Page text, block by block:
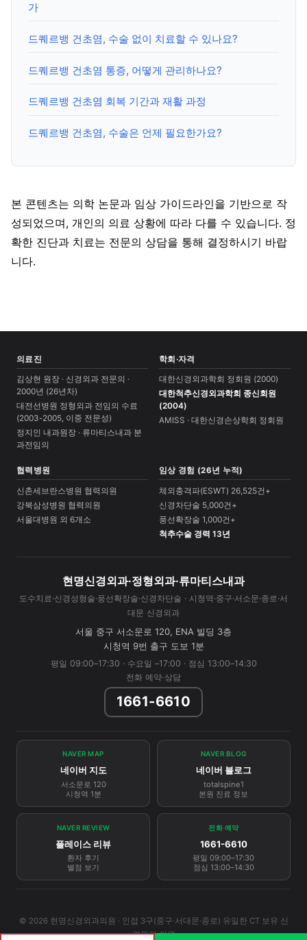
가
드퀘르뱅 건초염, 수술 없이 치료할 수 있나요?
드퀘르뱅 건초염 통증, 어떻게 관리하나요?
드퀘르뱅 건초염 회복 기간과 재활 과정
드퀘르뱅 건초염, 수술은 언제 필요한가요?
본 콘텐츠는 의학 논문과 임상 가이드라인을 기반으로 작
성되었으며, 개인의 의료 상황에 따라 다를 수 있습니다. 정
확한 진단과 치료는 전문의 상담을 통해 결정하시기 바랍
니다.
의료진
김상현 원장 · 신경외과 전문의 ·
2000년 (26년차)
대전선병원 정형외과 전임의 수료
(2003-2005, 이중 전문성)
정지인 내과원장 · 류마티스내과 분
과전임의
학회·자격
대한신경외과학회 정회원 (2000)
대한척추신경외과학회 종신회원
(2004)
AMISS · 대한신경손상학회 정회원
협력병원
신촌세브란스병원 협력의원
강북삼성병원 협력의원
서울대병원 외 6개소
임상 경험 (26년 누적)
체외충격파(ESWT) 26,525건+
신경차단술 5,000건+
풍선확장술 1,000건+
척추수술 경력 13년
현명신경외과·정형외과·류마티스내과
도수치료·신경성형술·풍선확장술·신경차단술 · 시청역·중구·서소문·종로·서
대문 신경외과
서울 중구 서소문로 120, ENA 빌딩 3층
시청역 9번 출구 도보 1분
평일 09:00–17:30 · 수요일 –17:00 · 점심 13:00–14:30
전화 예약·상담
1661-6610
NAVER MAP
네이버 지도
서소문로 120
시청역 1분
NAVER BLOG
네이버 블로그
totalspine1
본원 진료 정보
NAVER REVIEW
플레이스 리뷰
환자 후기
별점 보기
전화 예약
1661-6610
평일 09:00–17:30
점심 13:00–14:30
© 2026 현명신경외과의원 · 인접 3구(중구·서대문·종로) 유일한 CT 보유 신
경외과 의원